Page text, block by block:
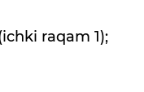
raqam 1);